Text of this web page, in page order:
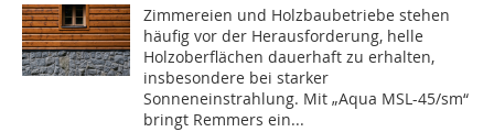
Zimmereien und Holzbaubetriebe stehen
häufig vor der Herausforderung, helle
Holzoberflächen dauerhaft zu erhalten,
insbesondere bei starker
Sonneneinstrahlung. Mit „Aqua MSL-45/sm“
bringt Remmers ein...